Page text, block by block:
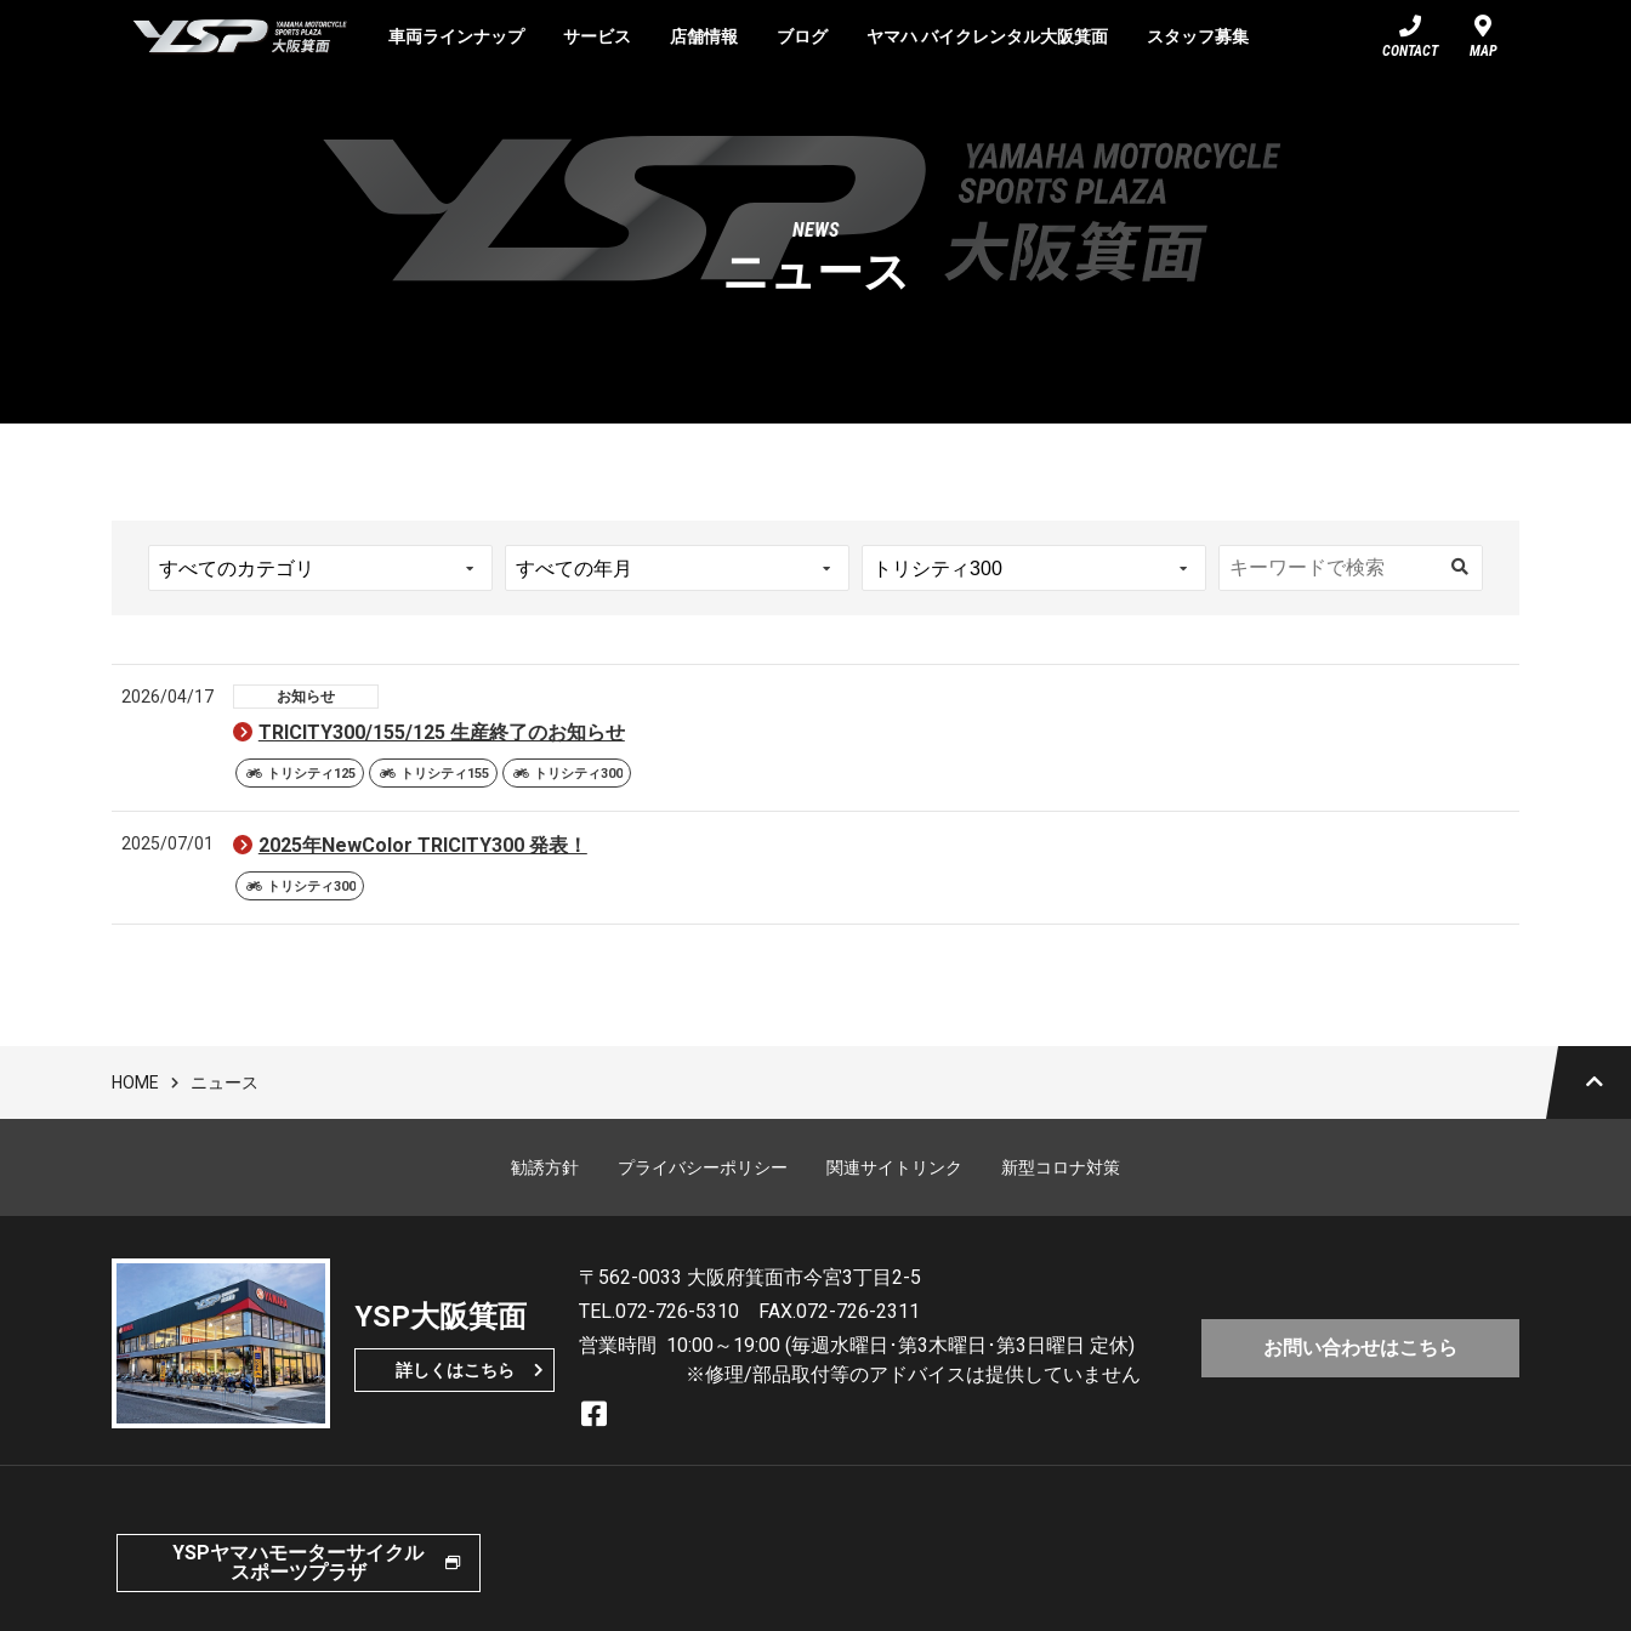
YSP大阪箕面
車両ラインナップ サービス 店舗情報 ブログ ヤマハ バイクレンタル大阪箕面 スタッフ募集
CONTACT MAP
NEWS
ニュース
2026/04/17 お知らせ
TRICITY300/155/125 生産終了のお知らせ
トリシティ125 トリシティ155 トリシティ300
2025/07/01 2025年NewColor TRICITY300 発表！
トリシティ300
HOME ニュース
勧誘方針 プライバシーポリシー 関連サイトリンク 新型コロナ対策
YSP大阪箕面
詳しくはこちら
〒562-0033 大阪府箕面市今宮3丁目2-5
TEL.072-726-5310
FAX.072-726-2311
営業時間 10:00～19:00 (毎週水曜日･第3木曜日･第3日曜日 定休)
※修理/部品取付等のアドバイスは提供していません
お問い合わせはこちら
YSPヤマハモーターサイクル
スポーツプラザ